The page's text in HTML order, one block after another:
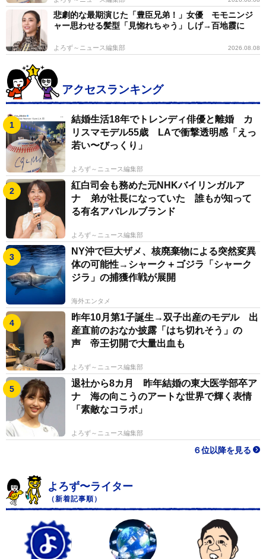
悲劇的な最期演じた「豊臣兄弟！」女優 モモニンジ
ャー思わせる髪型「見惚れちゃう」しげ→百地霞に
よろず～ニュース編集部 2026.08.08
アクセスランキング
結婚生活18年でトレンディ俳優と離婚 カ
リスマモデル55歳 LAで衝撃透明感「えっ
若い〜びっくり」
よろず～ニュース編集部
紅白司会も務めた元NHKバイリンガルア
ナ 弟が社長になっていた 誰もが知って
る有名アパレルブランド
よろず～ニュース編集部
NY沖で巨大ザメ、核廃棄物による突然変異
体の可能性→シャーク＋ゴジラ「シャーク
ジラ」の捕獲作戦が展開
海外エンタメ
昨年10月第1子誕生→双子出産のモデル 出
産直前のおなか披露「はち切れそう」の
声 帝王切開で大量出血も
よろず～ニュース編集部
退社から8カ月 昨年結婚の東大医学部卒ア
ナ 海の向こうのアートな世界で輝く表情
「素敵なコラボ」
よろず～ニュース編集部
６位以降を見る
よろず〜ライター
（新着記事順）